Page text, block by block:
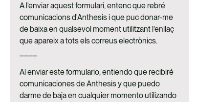
A l'enviar aquest formulari, entenc que rebré
comunicacions d'Anthesis i que puc donar-me
de baixa en qualsevol moment utilitzant l'enllaç
que apareix a tots els correus electrònics.
Al enviar este formulario, entiendo que recibiré
comunicaciones de Anthesis y que puedo
darme de baja en cualquier momento utilizando